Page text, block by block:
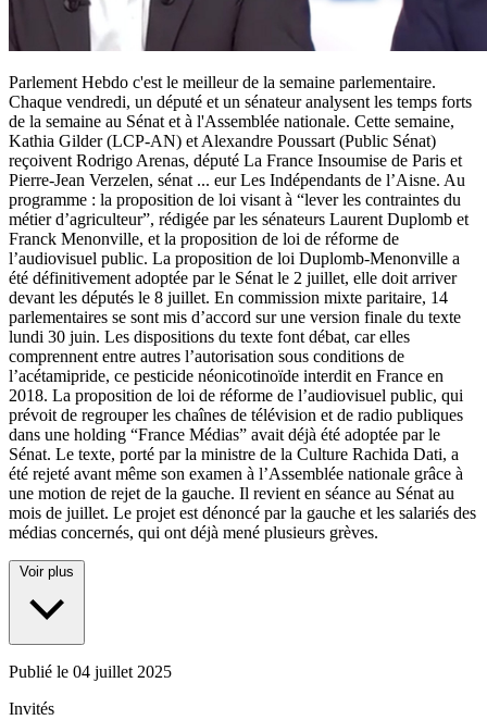
Parlement Hebdo c'est le meilleur de la semaine parlementaire.
Chaque vendredi, un député et un sénateur analysent les temps forts
de la semaine au Sénat et à l'Assemblée nationale. Cette semaine,
Kathia Gilder (LCP-AN) et Alexandre Poussart (Public Sénat)
reçoivent Rodrigo Arenas, député La France Insoumise de Paris et
Pierre-Jean Verzelen, sénat ... eur Les Indépendants de l’Aisne. Au
programme : la proposition de loi visant à “lever les contraintes du
métier d’agriculteur”, rédigée par les sénateurs Laurent Duplomb et
Franck Menonville, et la proposition de loi de réforme de
l’audiovisuel public. La proposition de loi Duplomb-Menonville a
été définitivement adoptée par le Sénat le 2 juillet, elle doit arriver
devant les députés le 8 juillet. En commission mixte paritaire, 14
parlementaires se sont mis d’accord sur une version finale du texte
lundi 30 juin. Les dispositions du texte font débat, car elles
comprennent entre autres l’autorisation sous conditions de
l’acétamipride, ce pesticide néonicotinoïde interdit en France en
2018. La proposition de loi de réforme de l’audiovisuel public, qui
prévoit de regrouper les chaînes de télévision et de radio publiques
dans une holding “France Médias” avait déjà été adoptée par le
Sénat. Le texte, porté par la ministre de la Culture Rachida Dati, a
été rejeté avant même son examen à l’Assemblée nationale grâce à
une motion de rejet de la gauche. Il revient en séance au Sénat au
mois de juillet. Le projet est dénoncé par la gauche et les salariés des
médias concernés, qui ont déjà mené plusieurs grèves.
Voir plus
Publié le 04 juillet 2025
Invités